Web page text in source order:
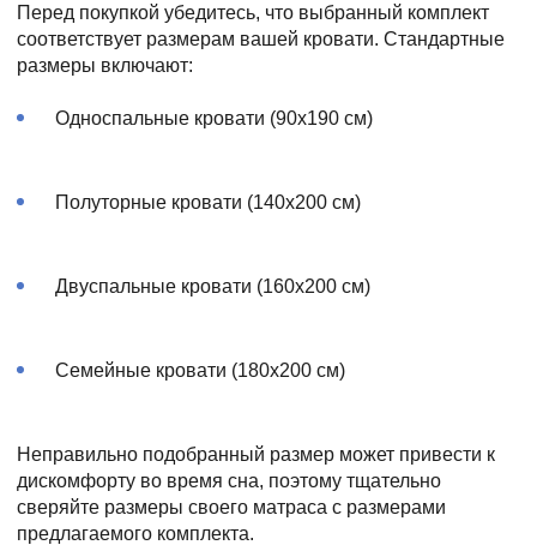
Перед покупкой убедитесь, что выбранный комплект
соответствует размерам вашей кровати. Стандартные
размеры включают:
Односпальные кровати (90x190 см)
Полуторные кровати (140x200 см)
Двуспальные кровати (160x200 см)
Семейные кровати (180x200 см)
Неправильно подобранный размер может привести к
дискомфорту во время сна, поэтому тщательно
сверяйте размеры своего матраса с размерами
предлагаемого комплекта.